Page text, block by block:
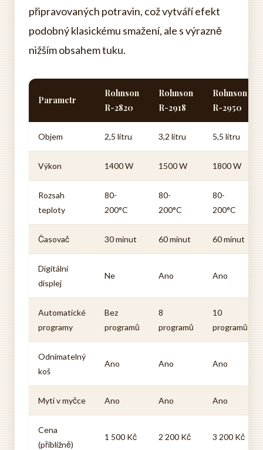
připravovaných potravin, což vytváří efekt
podobný klasickému smažení, ale s výrazně
nižším obsahem tuku.
Parametr
Rohnson
R-2820
Rohnson
R-2918
Rohnson
R-2950
Objem 2,5 litru 3,2 litru 5,5 litru
Výkon 1400 W 1500 W 1800 W
Rozsah
teploty
80-
200°C
80-
200°C
80-
200°C
Časovač 30 minut 60 minut 60 minut
Digitální
displej
Ne Ano Ano
Automatické
programy
Bez
programů
8
programů
10
programů
Odnímatelný
koš
Ano Ano Ano
Mytí v myčce Ano Ano Ano
Cena
(přibližně)
1 500 Kč 2 200 Kč 3 200 Kč